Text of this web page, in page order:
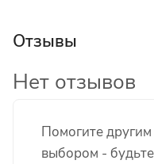
Отзывы
Помогите
выбором -
Нет отзывов